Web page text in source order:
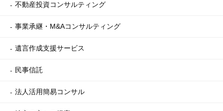
不動産投資コンサルティング
事業承継・M&Aコンサルティング
遺言作成支援サービス
民事信託
法人活用簡易コンサル